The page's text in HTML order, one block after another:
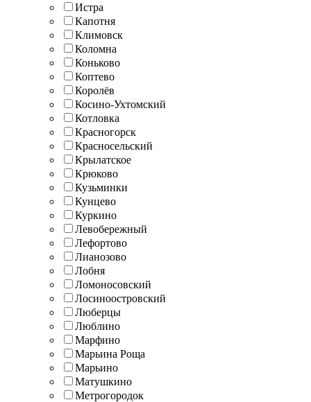
Истра
Капотня
Климовск
Коломна
Коньково
Коптево
Королёв
Косино-Ухтомский
Котловка
Красногорск
Красносельский
Крылатское
Крюково
Кузьминки
Кунцево
Куркино
Левобережный
Лефортово
Лианозово
Лобня
Ломоносовский
Лосиноостровский
Люберцы
Люблино
Марфино
Марьина Роща
Марьино
Матушкино
Метрогородок